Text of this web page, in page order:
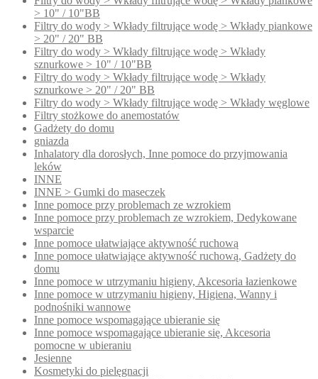
> 10" / 10"BB
Filtry do wody > Wkłady filtrujące wodę > Wkłady piankowe
> 20" / 20" BB
Filtry do wody > Wkłady filtrujące wodę > Wkłady
sznurkowe > 10" / 10"BB
Filtry do wody > Wkłady filtrujące wodę > Wkłady
sznurkowe > 20" / 20" BB
Filtry do wody > Wkłady filtrujące wodę > Wkłady węglowe
Filtry stożkowe do anemostatów
Gadżety do domu
gniazda
Inhalatory dla dorosłych, Inne pomoce do przyjmowania
leków
INNE
INNE > Gumki do maseczek
Inne pomoce przy problemach ze wzrokiem
Inne pomoce przy problemach ze wzrokiem, Dedykowane
wsparcie
Inne pomoce ułatwiające aktywność ruchową
Inne pomoce ułatwiające aktywność ruchową, Gadżety do
domu
Inne pomoce w utrzymaniu higieny, Akcesoria łazienkowe
Inne pomoce w utrzymaniu higieny, Higiena, Wanny i
podnośniki wannowe
Inne pomoce wspomagające ubieranie się
Inne pomoce wspomagające ubieranie się, Akcesoria
pomocne w ubieraniu
Jesienne
Kosmetyki do pielęgnacji